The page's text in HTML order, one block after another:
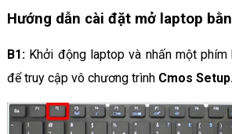
Hướng dẫn cài đặt mở laptop
B1:Khởi động laptop và nhấn một
để truy cập vô chương trình Cmos